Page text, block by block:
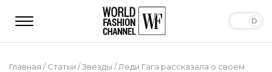
Главная /Статьи /Звёзды /Леди Гага рассказала о своем